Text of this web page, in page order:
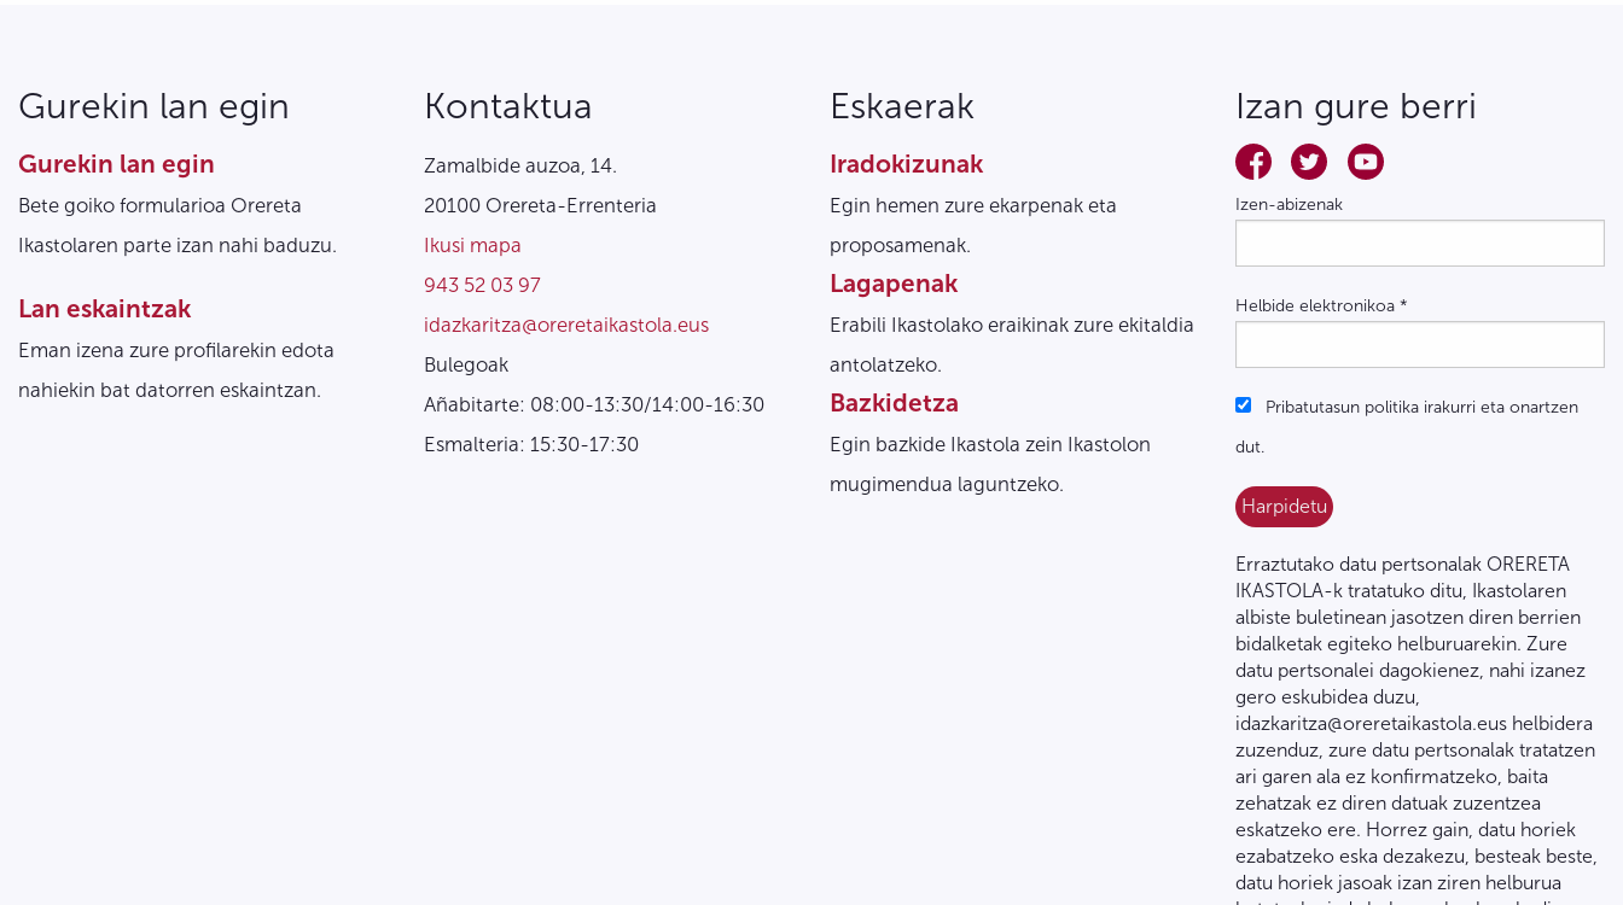
Gurekin lan egin
Gurekin lan egin
Bete goiko formularioa Orereta
Ikastolaren parte izan nahi baduzu.
Lan eskaintzak
Eman izena zure profilarekin edota
nahiekin bat datorren eskaintzan.
Kontaktua
Zamalbide auzoa, 14.
20100 Orereta-Errenteria
Ikusi mapa
943 52 03 97
idazkaritza@oreretaikastola.eus
Bulegoak
Añabitarte: 08:00-13:30/14:00-16:30
Esmalteria: 15:30-17:30
Eskaerak
Iradokizunak
Egin hemen zure ekarpenak eta
proposamenak.
Lagapenak
Erabili Ikastolako eraikinak zure ekitaldia
antolatzeko.
Bazkidetza
Egin bazkide Ikastola zein Ikastolon
mugimendua laguntzeko.
Izan gure berri
Izen-abizenak
Helbide elektronikoa *
Pribatutasun politika irakurri eta onartzen
dut.
Erraztutako datu pertsonalak ORERETA
IKASTOLA-k tratatuko ditu, Ikastolaren
albiste buletinean jasotzen diren berrien
bidalketak egiteko helburuarekin. Zure
datu pertsonalei dagokienez, nahi izanez
gero eskubidea duzu,
idazkaritza@oreretaikastola.eus helbidera
zuzenduz, zure datu pertsonalak tratatzen
ari garen ala ez konfirmatzeko, baita
zehatzak ez diren datuak zuzentzea
eskatzeko ere. Horrez gain, datu horiek
ezabatzeko eska dezakezu, besteak beste,
datu horiek jasoak izan ziren helburua